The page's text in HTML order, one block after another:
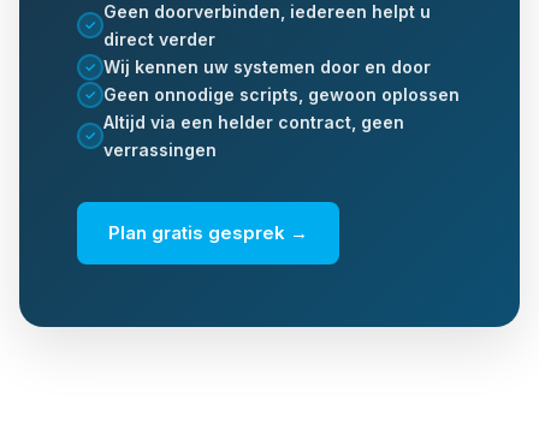
✓
Geen doorverbinden, iedereen helpt u
direct verder
✓ Wij kennen uw systemen door en door
✓ Geen onnodige scripts, gewoon oplossen
✓
Altijd via een helder contract, geen
verrassingen
Plan gratis gesprek →